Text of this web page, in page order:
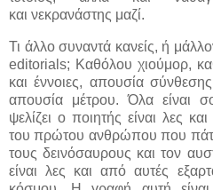
και νεκρανάστης μαζί.
Τι άλλο συναντά κανείς, ή
editorials; Καθόλου χιούμορ,
και έννοιες, απουσία
απουσία μέτρου. Όλα είναι
ψελίζει ο ποιητής είναι λες
του πρώτου ανθρώπου που
τους δεινόσαυρους και τον
είναι λες και από αυτές